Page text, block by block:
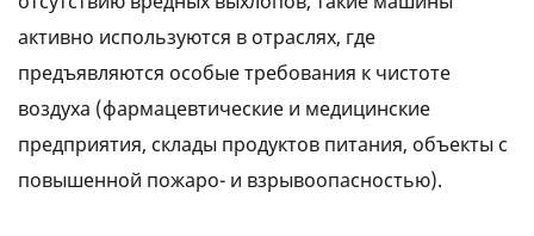
активно используются в отраслях, где
предъявляются особые требования к чистоте
воздуха (фармацевтические и медицинские
предприятия, склады продуктов питания, объекты с
повышенной пожаро- и взрывоопасностью).